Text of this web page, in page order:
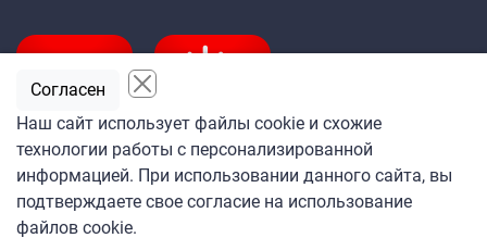
Подпишитесь
на ежедневную рассылку
«Кабельщика»
Наш сайт использует файлы cookie и схожие
технологии работы с персонализированной
информацией. При использовании данного сайта, вы
подтверждаете свое согласие на использование
файлов cookie.
Согласен